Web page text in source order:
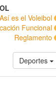
Así es el Voleibol
Funcional
Reglamento
Deportes